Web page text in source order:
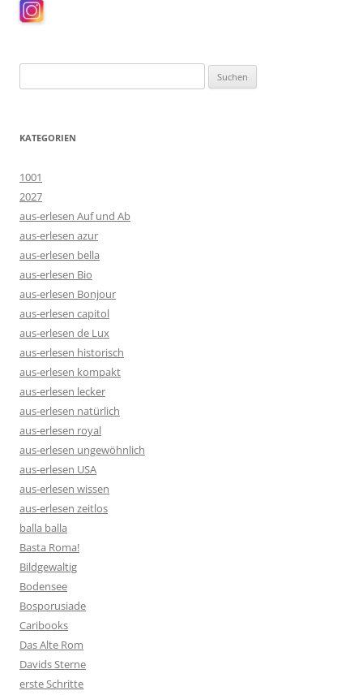
nach:
KATEGORIEN
1001
2027
aus-erlesen Auf und Ab
aus-erlesen azur
aus-erlesen bella
aus-erlesen Bio
aus-erlesen Bonjour
aus-erlesen capitol
aus-erlesen de Lux
aus-erlesen historisch
aus-erlesen kompakt
aus-erlesen lecker
aus-erlesen natürlich
aus-erlesen royal
aus-erlesen ungewöhnlich
aus-erlesen USA
aus-erlesen wissen
aus-erlesen zeitlos
balla balla
Basta Roma!
Bildgewaltig
Bodensee
Bosporusiade
Caribooks
Das Alte Rom
Davids Sterne
erste Schritte